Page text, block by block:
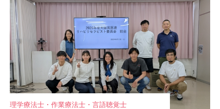
理学療法士・作業療法士・言語聴覚士